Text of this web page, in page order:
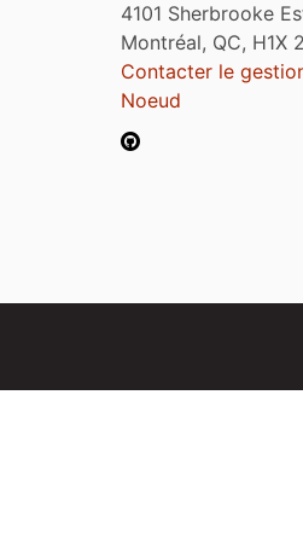
4101 Sherbrooke
Montréal, QC, H1X
Contacter le
Noeud